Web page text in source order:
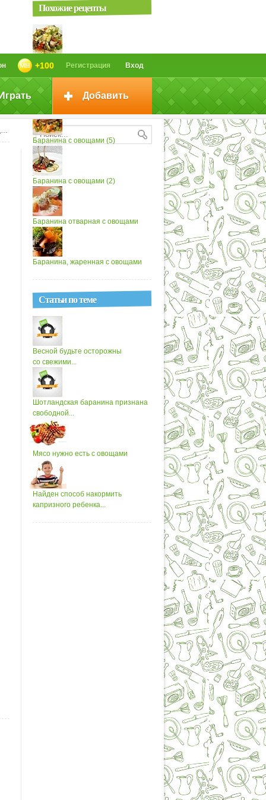
Вход
Регистрация
+100
Добавить
Похожие рецепты
Баранина с овощами (4)
Баранина с овощами (5)
Баранина с овощами (2)
Баранина отварная с овощами
Баранина, жаренная с овощами
Статьи по теме
Весной будьте осторожны
со свежими...
Шотландская баранина признана
свободной...
Мясо нужно есть с овощами
Найден способ накормить
капризного ребенка...